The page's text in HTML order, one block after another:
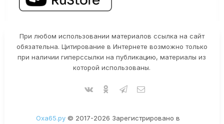
При любом использовании материалов ссылка на сайт
обязательна. Цитирование в Интернете возможно только
при наличии гиперссылки на публикацию, материалы из
которой использованы.
Оха65.ру© 2017-2026 Зарегистрировано в